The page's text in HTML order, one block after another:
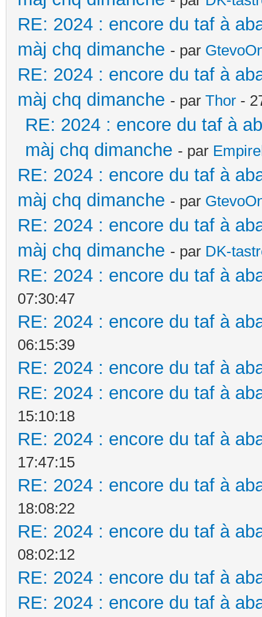
RE: 2024 : encore du taf à
màj chq dimanche - par
RE: 2024 : encore du taf à
màj chq dimanche - par Thor -
RE: 2024 : encore du taf à
màj chq dimanche - par
RE: 2024 : encore du taf à
màj chq dimanche - par
RE: 2024 : encore du taf à
màj chq dimanche - par DK-
RE: 2024 : encore du taf à
07:30:47
RE: 2024 : encore du taf à
06:15:39
RE: 2024 : encore du taf à
RE: 2024 : encore du taf à
15:10:18
RE: 2024 : encore du taf à
17:47:15
RE: 2024 : encore du taf à
18:08:22
RE: 2024 : encore du taf à
08:02:12
RE: 2024 : encore du taf à
RE: 2024 : encore du taf à